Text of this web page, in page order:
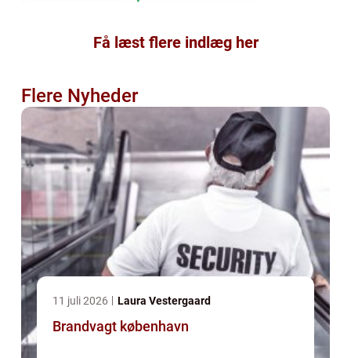
Få læst flere indlæg her
Flere Nyheder
11 juli 2026 Laura Vestergaard
Brandvagt københavn